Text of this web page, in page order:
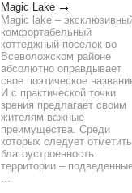
Magic Lake
Magic lake –
комфортабельный
коттеджный поселок во
Всеволожском районе
абсолютно оправдывает
свое поэтическое
И с практической точки
зрения предлагает своим
жителям важные
преимущества. Среди
которых следует
благоустроенность
территории –
...